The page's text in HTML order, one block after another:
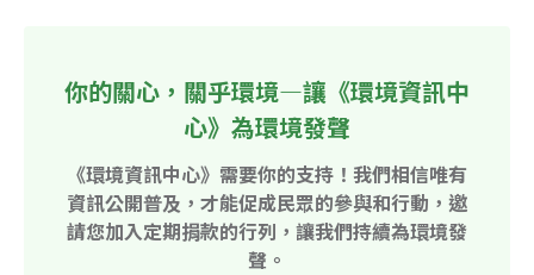
你的關心，關乎環境—讓《環境資訊中
心》為環境發聲
《環境資訊中心》需要你的支持！我們相信唯有
資訊公開普及，才能促成民眾的參與和行動，邀
請您加入定期捐款的行列，讓我們持續為環境發
聲。